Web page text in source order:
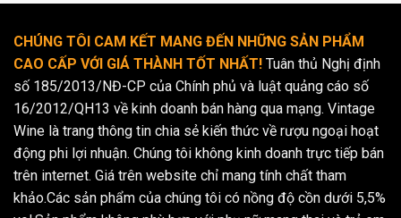
CHÚNG TÔI CAM KẾT MANG ĐẾN NHỮNG SẢN PHẨM
CAO CẤP VỚI GIÁ THÀNH TỐT NHẤT! Tuân thủ Nghị định
số 185/2013/NĐ-CP của Chính phủ và luật quảng cáo số
16/2012/QH13 về kinh doanh bán hàng qua mạng. Vintage
Wine là trang thông tin chia sẻ kiến thức về rượu ngoại hoạt
động phi lợi nhuận. Chúng tôi không kinh doanh trực tiếp bán
trên internet. Giá trên website chỉ mang tính chất tham
khảo.Các sản phẩm của chúng tôi có nồng độ cồn dưới 5,5%